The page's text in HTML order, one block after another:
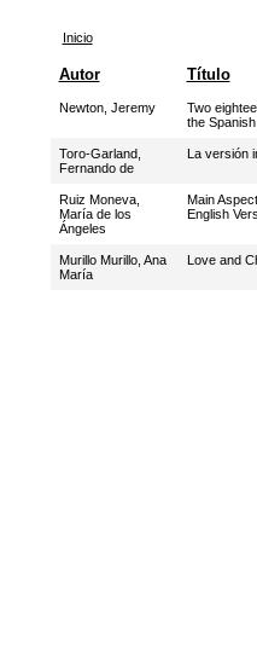
Inicio
Autor Título
Newton, Jeremy
Two
the
Toro-Garland,
Fernando de
La versión
Ruiz Moneva,
María de los
Ángeles
Main
English
Murillo Murillo, Ana
María
Love and